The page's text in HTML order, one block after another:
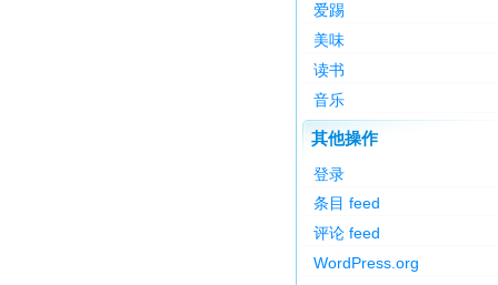
爱踢
美味
读书
音乐
其他操作
登录
条目 feed
评论 feed
WordPress.org